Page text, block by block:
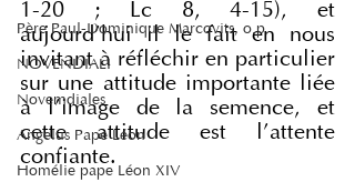
Père Paul-Dominique Marcovits, o.p.
NOVENDIALI
Novemdiales
Angelus Pape Léon
Homélie pape Léon XIV
1-20 ; Lc 8, 4-15), et
aujourd'hui il le fait en nous
invitant à réfléchir en particulier
sur une attitude importante liée
à l'image de la semence, et
cette attitude est l'attente
confiante.